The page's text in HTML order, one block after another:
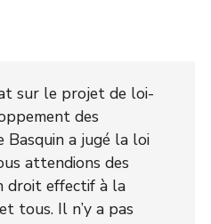
sur le projet de loi-
des
a jugé la loi
attendions des
droit effectif à la
tous. Il n’y a pas